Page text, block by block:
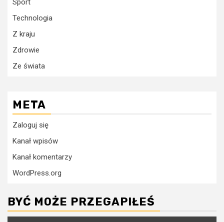
Sport
Technologia
Z kraju
Zdrowie
Ze świata
META
Zaloguj się
Kanał wpisów
Kanał komentarzy
WordPress.org
BYĆ MOŻE PRZEGAPIŁEŚ